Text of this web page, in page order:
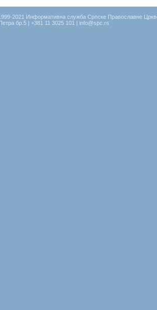
2021 Информативна служба Српске Православне
бр.5 | +381 11 3025 101 | info@spc.rs